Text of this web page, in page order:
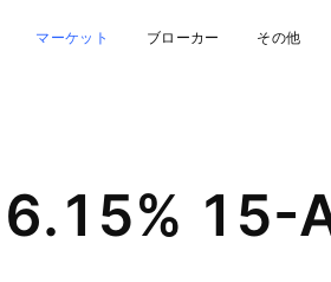
マーケット ブローカー その他
15-